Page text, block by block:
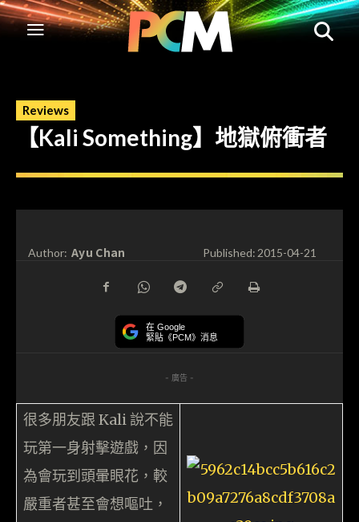
Reviews
【Kali Something】地獄俯衝者
Author: Ayu Chan Published:2015-04-21
在 Google
緊貼《PCM》消息
- 廣告 -
很多朋友跟 Kali 說不能
玩第一身射擊遊戲，因
為會玩到頭暈眼花，較
嚴重者甚至會想嘔吐，